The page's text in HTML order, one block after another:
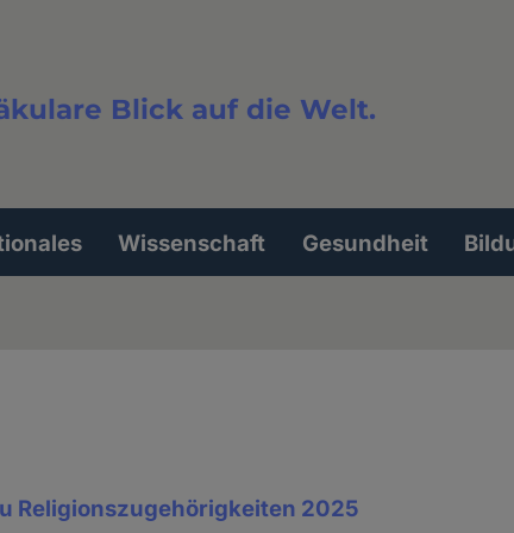
Blick auf die Welt.
Wissenschaft Gesundheit
Religionszugehörigkeiten 2025